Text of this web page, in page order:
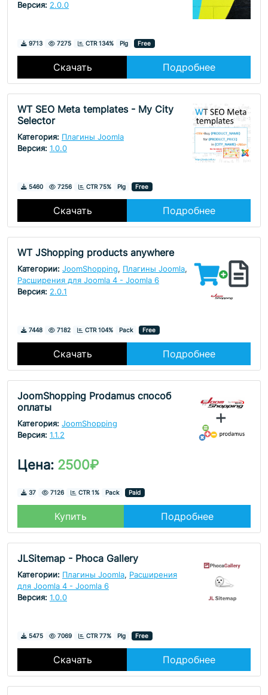
Версия: 2.0.0
Скачивания
9713 Просмотры
7275 CTR 134% Plg Free
Скачать Подробнее
WT SEO Meta templates - My City
Selector
Категория: Плагины Joomla
Версия: 1.0.0
Скачивания
5460 Просмотры
7256 CTR 75% Plg Free
Скачать Подробнее
WT JShopping products anywhere
Категории: JoomShopping, Плагины Joomla,
Расширения для Joomla 4 - Joomla 6
Версия: 2.0.1
Скачивания
7448 Просмотры
7182 CTR 104% Pack Free
Скачать Подробнее
JoomShopping Prodamus способ
оплаты
Категория: JoomShopping
Версия: 1.1.2
Цена: 2500₽
Скачивания
37 Просмотры
7126 CTR 1% Pack Paid
Купить Подробнее
JLSitemap - Phoca Gallery
Категории: Плагины Joomla, Расширения
для Joomla 4 - Joomla 6
Версия: 1.0.0
Скачивания
5475 Просмотры
7069 CTR 77% Plg Free
Скачать Подробнее